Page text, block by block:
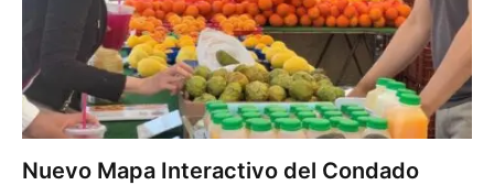
Nuevo Mapa Interactivo del Condado